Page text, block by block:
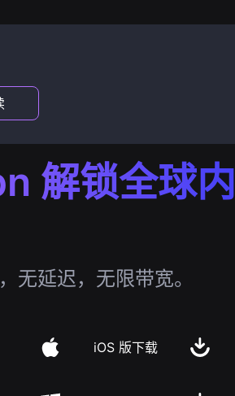
解锁全球内
无延迟，无限带宽。
iOS 版下载